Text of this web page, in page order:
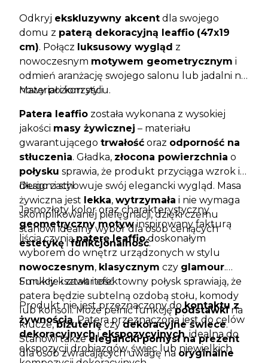
Odkryj ekskluzywny akcent dla swojego
domu z paterą dekoracyjną leaffio (47x19
cm). Połącz luksusowy wygląd z
nowoczesnym motywem geometrycznym i
odmień aranżację swojego salonu lub jadalni na
nowy poziom stylu.
Materiał i korzyści
Patera leaffio została wykonana z wysokiej
jakości masy żywicznej – materiału
gwarantującego trwałość oraz odporność na
stłuczenia. Gładka, złocona powierzchnia o
połysku sprawia, że produkt przyciąga wzrok i
długo zachowuje swój elegancki wygląd. Masa
żywiczna jest lekka, wytrzymała i nie wymaga
skomplikowanej pielęgnacji, dzięki czemu
stanowi idealny wybór dla osób ceniących
estetykęifunkcjonalność.
Design i styl
Jasnozłoty kolor oraz charakterystyczny
geometryczny motywinspirowany fakturą
liścia czyniąpaterę leaffiodoskonałym
wyborem do wnętrz urządzonych w stylu
nowoczesnym, klasycznym czy glamour.
Smukły kształt i efektowny połysk sprawiają, że
patera będzie subtelną ozdobą stołu, komody
lub konsoli. Może pełnić funkcjępodstawkina
klucze,biżuterięczy dekoracyjne świece.
Stanowi takżeelegancki pomysł na prezent
dla osób zwracających uwagę na oryginalne
Funkcje i zawartość
Produkt nie jest przeznaczony do kontaktu z
żywnością. Patera przeznaczona jest do celów
dekoracyjnychiekspozycyjnych, idealna do
ekspozycji drobiazgów, świec lub niewielkich